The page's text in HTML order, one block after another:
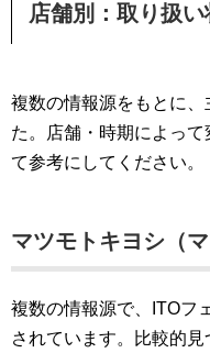
店舗別：取り扱
複数の情報源をもとに
た。店舗・時期によっ
て参考にしてください。
マツモトキヨシ（マ
複数の情報源で、ITOフ
されています。比較的